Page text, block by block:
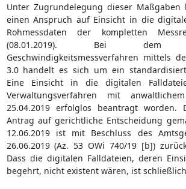
Unter Zugrundelegung dieser
einen Anspruch auf Einsicht in die
Rohmessdaten der kompletten
(08.01.2019). Bei dem
Geschwindigkeitsmessverfahren mittels
3.0 handelt es sich um ein
Eine Einsicht in die digitalen
Verwaltungsverfahren mit
25.04.2019 erfolglos beantragt worden.
Antrag auf gerichtliche Entscheidung
12.06.2019 ist mit Beschluss des
26.06.2019 (Az. 53 OWi 740/19 [b])
Dass die digitalen Falldateien, deren
begehrt, nicht existent wären, ist